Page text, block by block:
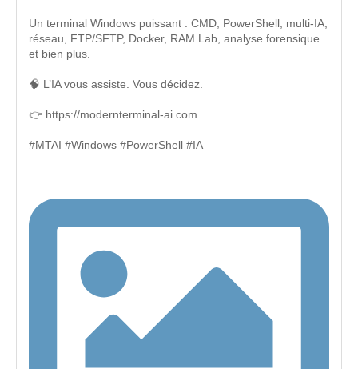
Un terminal Windows puissant : CMD, PowerShell, multi-IA,
réseau, FTP/SFTP, Docker, RAM Lab, analyse forensique
et bien plus.
🧠 L’IA vous assiste. Vous décidez.
👉 https://modernterminal-ai.com
#MTAI #Windows #PowerShell #IA